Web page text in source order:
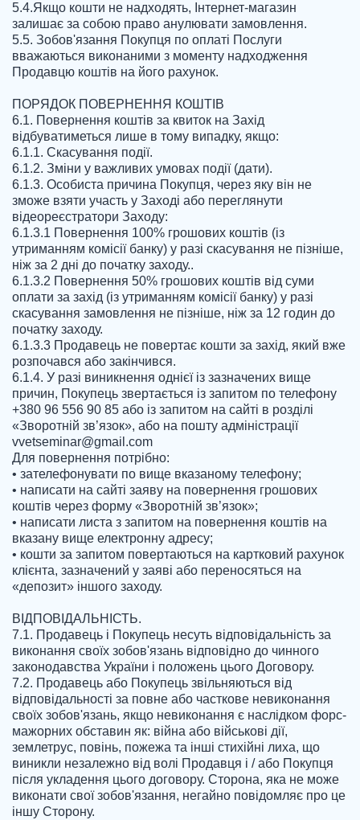
5.4.Якщо кошти не надходять, Інтернет-магазин
залишає за собою право анулювати замовлення.
5.5. Зобов'язання Покупця по оплаті Послуги
вважаються виконаними з моменту надходження
Продавцю коштів на його рахунок.
ПОРЯДОК ПОВЕРНЕННЯ КОШТІВ
6.1. Повернення коштів за квиток на Захід
відбуватиметься лише в тому випадку, якщо:
6.1.1. Скасування події.
6.1.2. Зміни у важливих умовах події (дати).
6.1.3. Особиста причина Покупця, через яку він не
зможе взяти участь у Заході або переглянути
відеореєстратори Заходу:
6.1.3.1 Повернення 100% грошових коштів (із
утриманням комісії банку) у разі скасування не пізніше,
ніж за 2 дні до початку заходу..
6.1.3.2 Повернення 50% грошових коштів від суми
оплати за захід (із утриманням комісії банку) у разі
скасування замовлення не пізніше, ніж за 12 годин до
початку заходу.
6.1.3.3 Продавець не повертає кошти за захід, який вже
розпочався або закінчився.
6.1.4. У разі виникнення однієї із зазначених вище
причин, Покупець звертається із запитом по телефону
+380 96 556 90 85 або із запитом на сайті в розділі
«Зворотній зв’язок», або на пошту адміністрації
vvetseminar@gmail.com
Для повернення потрібно:
• зателефонувати по вище вказаному телефону;
• написати на сайті заяву на повернення грошових
коштів через форму «Зворотній зв’язок»;
• написати листа з запитом на повернення коштів на
вказану вище електронну адресу;
• кошти за запитом повертаються на картковий рахунок
клієнта, зазначений у заяві або переносяться на
«депозит» іншого заходу.
ВІДПОВІДАЛЬНІСТЬ.
7.1. Продавець і Покупець несуть відповідальність за
виконання своїх зобов'язань відповідно до чинного
законодавства України і положень цього Договору.
7.2. Продавець або Покупець звільняються від
відповідальності за повне або часткове невиконання
своїх зобов'язань, якщо невиконання є наслідком форс-
мажорних обставин як: війна або військові дії,
землетрус, повінь, пожежа та інші стихійні лиха, що
виникли незалежно від волі Продавця і / або Покупця
після укладення цього договору. Сторона, яка не може
виконати свої зобов'язання, негайно повідомляє про це
іншу Сторону.